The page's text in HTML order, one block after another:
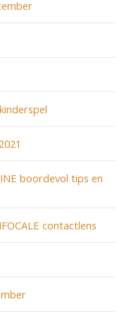
boordevol tips en
contactlens